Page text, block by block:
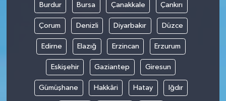
Burdur Bursa Çanakkale Çankırı
Çorum Denizli Diyarbakır Düzce
Edirne Elazığ Erzincan Erzurum
Eskişehir Gaziantep Giresun
Gümüşhane Hakkâri Hatay Iğdır